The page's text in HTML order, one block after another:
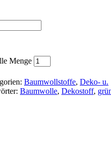
Menge
Baumwollstoffe, Deko- u.
Baumwolle, Dekostoff,